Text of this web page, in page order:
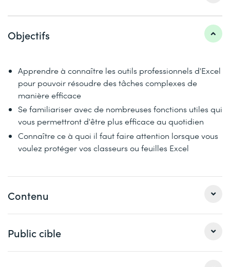
Objectifs
Apprendre à connaître les outils professionnels d'Excel
pour pouvoir résoudre des tâches complexes de
manière efficace
Se familiariser avec de nombreuses fonctions utiles qui
vous permettront d'être plus efficace au quotidien
Connaître ce à quoi il faut faire attention lorsque vous
voulez protéger vos classeurs ou feuilles Excel
Contenu
Les nombreux exercices pratiques proposés permettent
Public cible